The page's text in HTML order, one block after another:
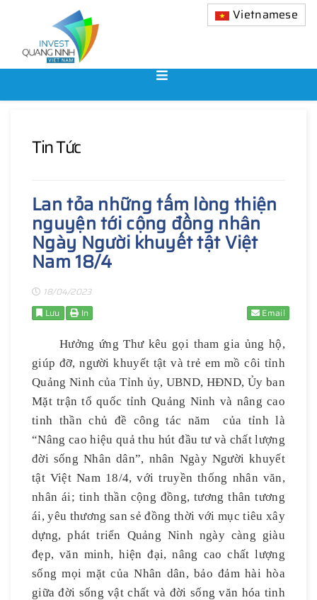
Vietnamese
Tin Tức
Lan tỏa những tấm lòng thiện
nguyện tới cộng đồng nhân
Ngày Người khuyết tật Việt
Nam 18/4
18/04/2023
Lưu
In Email
Hưởng ứng Thư kêu gọi tham gia ủng hộ,
giúp đỡ, người khuyết tật và trẻ em mồ côi tỉnh
Quảng Ninh của Tỉnh ủy, UBND, HĐND, Ủy ban
Mặt trận tổ quốc tỉnh Quảng Ninh và nâng cao
tinh thần chủ đề công tác năm của tỉnh là
“Nâng cao hiệu quả thu hút đầu tư và chất lượng
đời sống Nhân dân”, nhân Ngày Người khuyết
tật Việt Nam 18/4, với truyền thống nhân văn,
nhân ái; tinh thần cộng đồng, tương thân tương
ái, yêu thương san sẻ đồng thời với mục tiêu xây
dựng, phát triển Quảng Ninh ngày càng giàu
đẹp, văn minh, hiện đại, nâng cao chất lượng
sống mọi mặt của Nhân dân, bảo đảm hài hòa
giữa đời sống vật chất và đời sống văn hóa tinh